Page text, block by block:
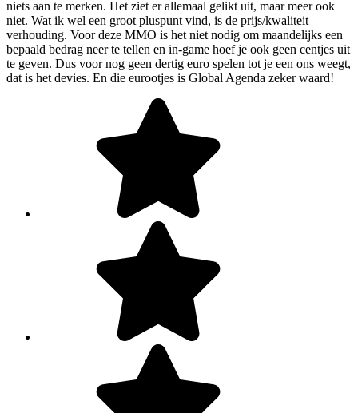
niets aan te merken. Het ziet er allemaal gelikt uit, maar meer ook
niet. Wat ik wel een groot pluspunt vind, is de prijs/kwaliteit
verhouding. Voor deze MMO is het niet nodig om maandelijks een
bepaald bedrag neer te tellen en in-game hoef je ook geen centjes uit
te geven. Dus voor nog geen dertig euro spelen tot je een ons weegt,
dat is het devies. En die eurootjes is Global Agenda zeker waard!